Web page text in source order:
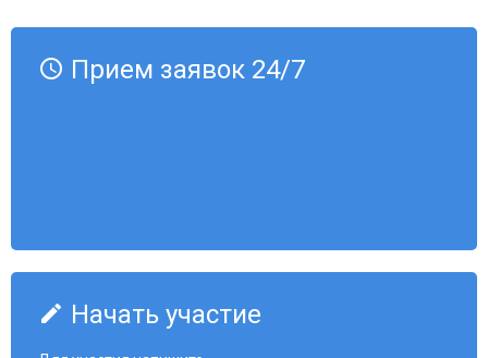
access_time Прием заявок 24/7
create Начать участие